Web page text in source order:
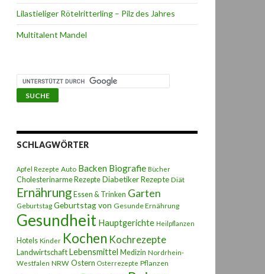
Lilastieliger Rötelritterling – Pilz des Jahres
Multitalent Mandel
SCHLAGWÖRTER
Apfel Rezepte Auto Backen Biografie Bücher
Cholesterinarme Rezepte Diabetiker Rezepte Diät
Ernährung Essen & Trinken Garten
Geburtstag Geburtstag von Gesunde Ernährung
Gesundheit Hauptgerichte Heilpflanzen
Hotels Kinder Kochen Kochrezepte
LandwirtschaftLebensmittel Medizin Nordrhein-
Westfalen NRW Ostern Osterrezepte Pflanzen